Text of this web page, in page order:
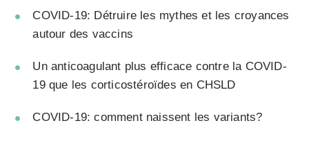
COVID-19: Détruire les mythes et les croyances
autour des vaccins
Un anticoagulant plus efficace contre la COVID-
19 que les corticostéroïdes en CHSLD
COVID-19: comment naissent les variants?